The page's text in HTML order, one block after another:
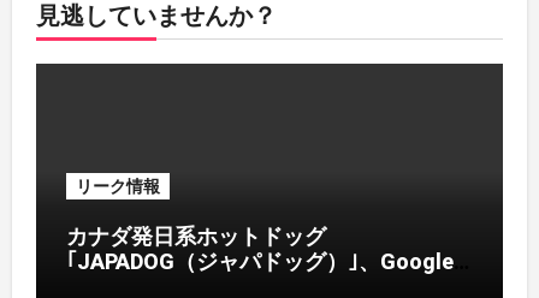
見逃していませんか？
リーク情報
カナダ発日系ホットドッグ
｢JAPADOG（ジャパドッグ）｣、Google